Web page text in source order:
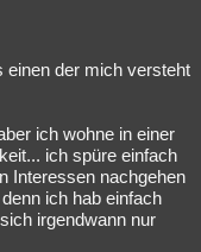
einen der mich versteht
ich wohne in einer
ich spüre einfach
Interessen nachgehen
ich hab einfach
irgendwann nur